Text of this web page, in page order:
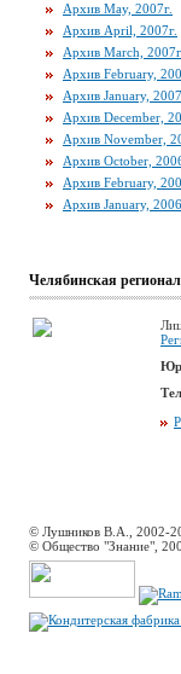
Архив May, 2007г.
Архив April, 2007г.
Архив March, 2007г.
Архив February,
Архив January,
Архив December,
Архив November,
Архив October,
Архив February,
Архив January,
Челябинская
© Лушников В.А., 2002-
© Общество "Знание",